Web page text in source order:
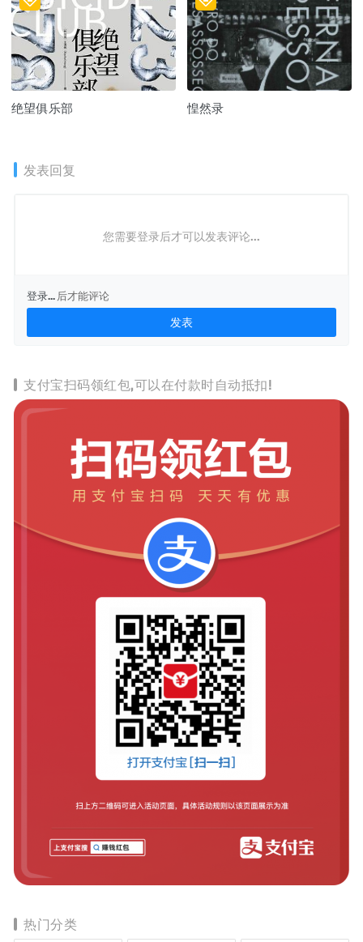
绝望俱乐部 惶然录
发表回复
您需要登录后才可以发表评论...
登录...后才能评论
支付宝扫码领红包,可以在付款时自动抵扣!
热门分类